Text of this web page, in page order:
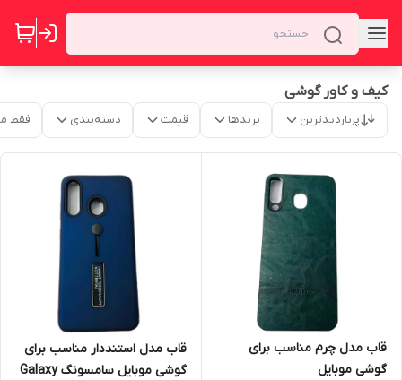
کیف و کاور گوشی
پربازدیدترین برندها قیمت دسته‌بندی فقط
قاب مدل چرم مناسب برای
گوشی موبایل
قاب مدل استنددار مناسب برای
گوشی موبایل سامسونگ Galaxy